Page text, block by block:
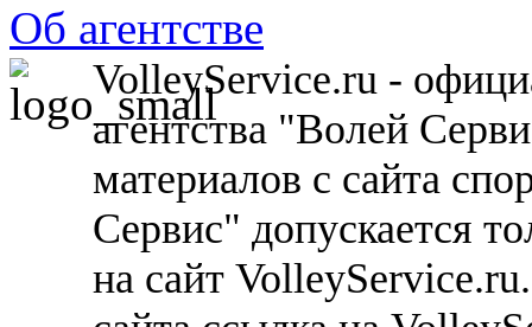
Об агентстве
VolleyService.ru -
агентства "Волей
материалов с сайта
Сервис" допускается
на сайт